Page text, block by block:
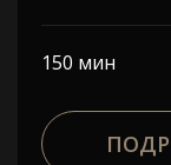
150 мин